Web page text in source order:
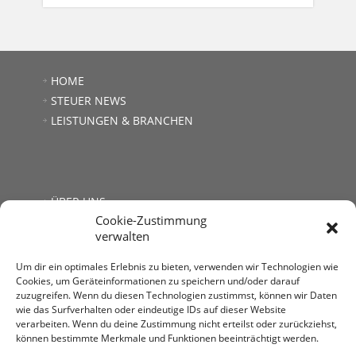
Cookie-Zustimmung
verwalten
Um dir ein optimales Erlebnis zu bieten, verwenden wir Technologien wie
Cookies, um Geräteinformationen zu speichern und/oder darauf
zuzugreifen. Wenn du diesen Technologien zustimmst, können wir Daten
wie das Surfverhalten oder eindeutige IDs auf dieser Website
verarbeiten. Wenn du deine Zustimmung nicht erteilst oder zurückziehst,
können bestimmte Merkmale und Funktionen beeinträchtigt werden.
HOME
STEUER NEWS
LEISTUNGEN & BRANCHEN
ÜBER UNS
KONTAKT
Steuerberatung Mag. Andrea Kromer